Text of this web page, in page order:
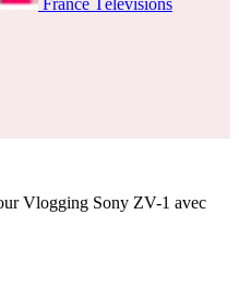
France Télévisions
Vlogging Sony ZV-1 avec